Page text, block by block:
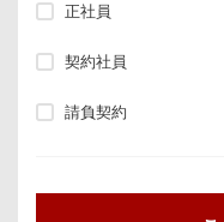
正社員
契約社員
請負契約